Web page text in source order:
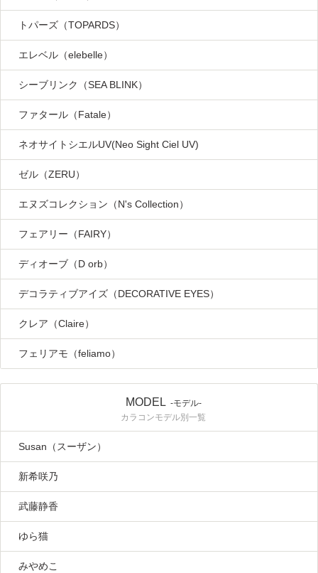
トパーズ（TOPARDS）
エレベル（elebelle）
シーブリンク（SEA BLINK）
ファタール（Fatale）
ネオサイトシエルUV(Neo Sight Ciel UV)
ゼル（ZERU）
エヌズコレクション（N's Collection）
フェアリー（FAIRY）
ディオーブ（D orb）
デコラティブアイズ（DECORATIVE EYES）
クレア（Claire）
フェリアモ（feliamo）
MODEL -モデル-
カラコンモデル別一覧
Susan（スーザン）
新希咲乃
武藤静香
ゆら猫
みやめこ